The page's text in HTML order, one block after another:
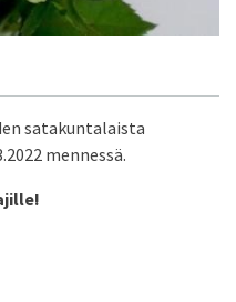
satakuntalaista
mennessä.